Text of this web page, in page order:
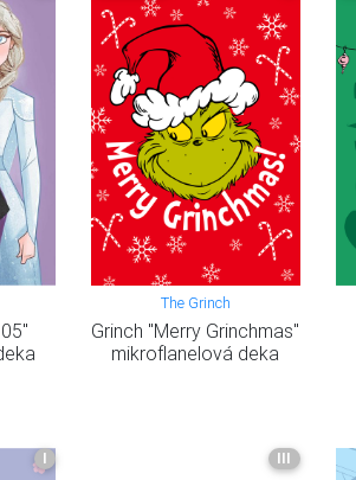
The Grinch
Grinch "Merry Grinchmas"
mikroflanelová deka
I III